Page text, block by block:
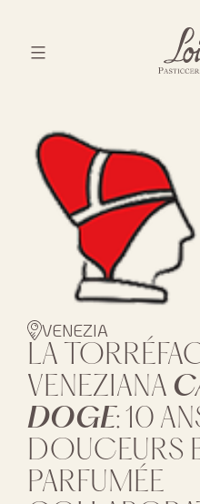
content
VENEZIA
LA
VENEZIANA
DOGE: 10
DOUCEURS
PARFUMÉE